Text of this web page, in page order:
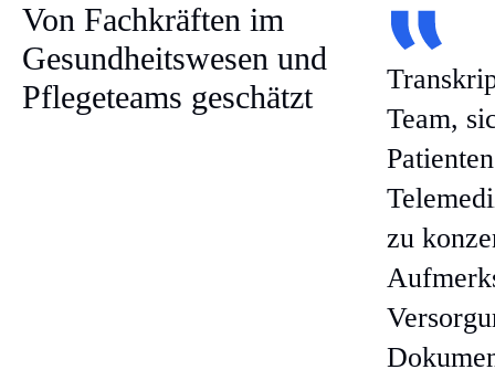
Von Fachkräften im
Gesundheitswesen und
Pflegeteams geschätzt
Team,
zu